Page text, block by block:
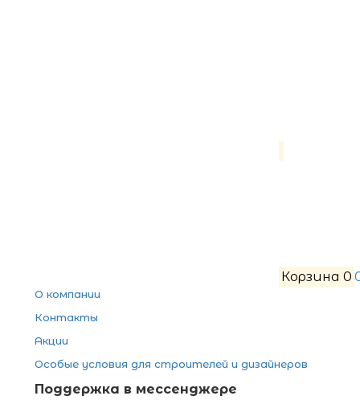
Корзина 0
О компании
Контакты
Акции
Особые условия для строителей и дизайнеров
Поддержка в мессенджере